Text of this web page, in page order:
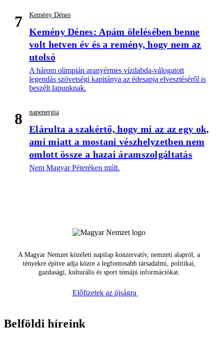
7 Kemény Dénes
Kemény Dénes: Apám ölelésében benne
volt hetven év és a remény, hogy nem az
utolsó
A három olimpián aranyérmes vízilabda-válogatott
legendás szövetségi kapitánya az édesapja elvesztéséről is
beszélt lapunknak.
8 napenergia
Elárulta a szakértő, hogy mi az az egy ok,
ami miatt a mostani vészhelyzetben nem
omlott össze a hazai áramszolgáltatás
Nem Magyar Péteréken múlt.
A Magyar Nemzet közéleti napilap konzervatív, nemzeti alapról, a
tényekre építve adja közre a legfontosabb társadalmi, politikai,
gazdasági, kulturális és sport témájú információkat.
Előfizetek az újságra
Belföldi híreink